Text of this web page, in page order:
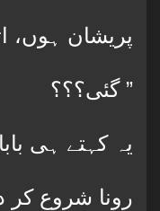
گئی؟؟؟ ”
رونا شروع کر